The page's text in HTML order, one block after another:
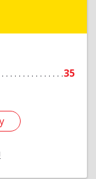
35
р-н, Вичуга